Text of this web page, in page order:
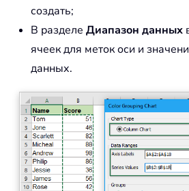
создать;
В разделе Диапазон данных
ячеек для меток оси и
данных.